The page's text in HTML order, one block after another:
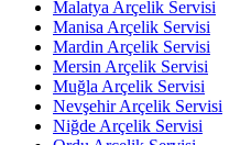
Malatya Arçelik Servisi
Manisa Arçelik Servisi
Mardin Arçelik Servisi
Mersin Arçelik Servisi
Muğla Arçelik Servisi
Nevşehir Arçelik Servisi
Niğde Arçelik Servisi